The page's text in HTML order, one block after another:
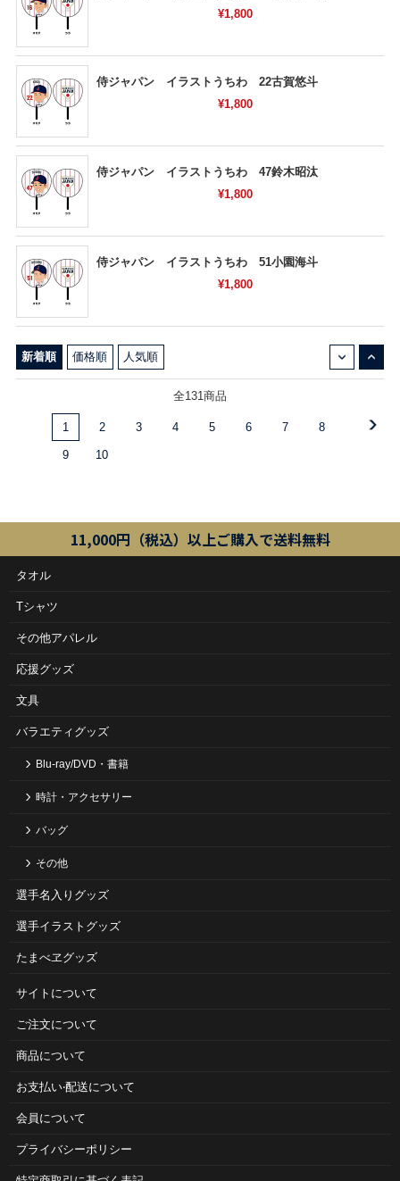
¥1,800
侍ジャパン イラストうちわ 22古賀悠斗
¥1,800
侍ジャパン イラストうちわ 47鈴木昭汰
¥1,800
侍ジャパン イラストうちわ 51小園海斗
¥1,800
新着順 価格順 人気順
全131商品
1 2 3 4 5 6 7 8
9 10
11,000円（税込）以上ご購入で送料無料
タオル
Tシャツ
その他アパレル
応援グッズ
文具
バラエティグッズ
Blu-ray/DVD・書籍
時計・アクセサリー
バッグ
その他
選手名入りグッズ
選手イラストグッズ
たまべヱグッズ
サイトについて
ご注⽂について
商品について
お⽀払い‧配送について
会員について
プライバシーポリシー